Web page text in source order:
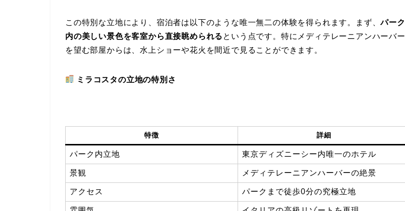
この特別な立地により、宿泊者は以下のような唯一無二の体験を得られます。まず、パーク
内の美しい景色を客室から直接眺められる という点です。特にメディテレーニアンハーバー
を望む部屋からは、水上ショーや花火を間近で見ることができます。
ミラコスタの立地の特別さ
特徴 詳細
パーク内立地 東京ディズニーシー内唯一のホテル
景観 メディテレーニアンハーバーの絶景
アクセス パークまで徒歩0分の究極立地